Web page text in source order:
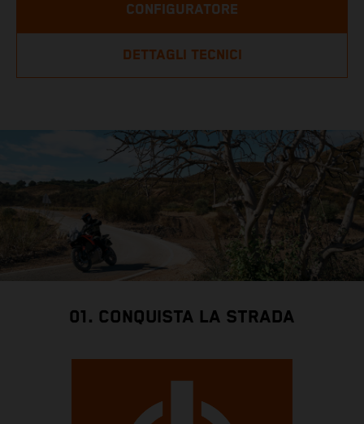
CONFIGURATORE
DETTAGLI TECNICI
01. CONQUISTA LA STRADA